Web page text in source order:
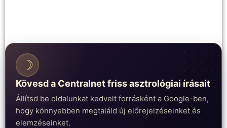
☽
Kövesd a Centralnet friss asztrológiai írásait
Állítsd be oldalunkat kedvelt forrásként a Google-ben,
hogy könnyebben megtaláld új előrejelzéseinket és
elemzéseinket.